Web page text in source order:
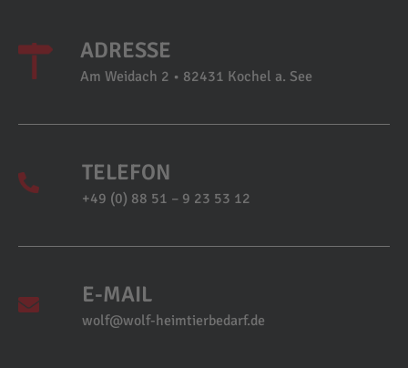
ADRESSE
Am Weidach 2 • 82431 Kochel a. See
TELEFON
+49 (0) 88 51 – 9 23 53 12
E-MAIL
wolf@wolf-heimtierbedarf.de